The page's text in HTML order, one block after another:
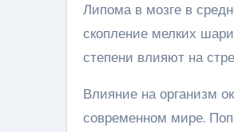
Липома в мозге в
скопление мелких
степени влияют на
Влияние на организм
современном мире.